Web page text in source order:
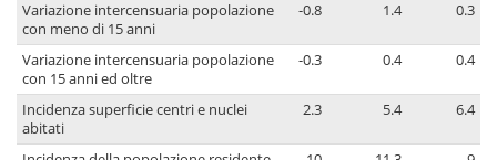
Variazione intercensuaria popolazione
con meno di 15 anni
-0.8 1.4 0.3
Variazione intercensuaria popolazione
con 15 anni ed oltre
-0.3 0.4 0.4
Incidenza superficie centri e nuclei
abitati
2.3 5.4 6.4